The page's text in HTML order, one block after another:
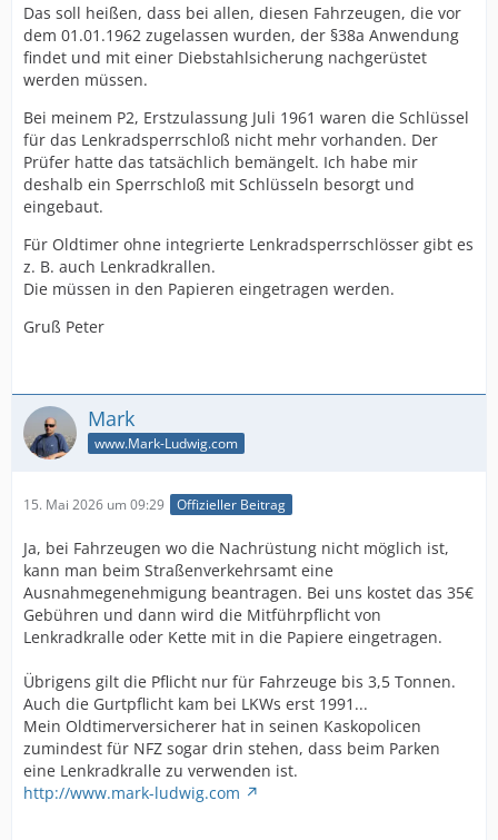
Das soll heißen, dass bei allen, diesen Fahrzeugen, die vor
dem 01.01.1962 zugelassen wurden, der §38a Anwendung
findet und mit einer Diebstahlsicherung nachgerüstet
werden müssen.
Bei meinem P2, Erstzulassung Juli 1961 waren die Schlüssel
für das Lenkradsperrschloß nicht mehr vorhanden. Der
Prüfer hatte das tatsächlich bemängelt. Ich habe mir
deshalb ein Sperrschloß mit Schlüsseln besorgt und
eingebaut.
Für Oldtimer ohne integrierte Lenkradsperrschlösser gibt es
z. B. auch Lenkradkrallen.
Die müssen in den Papieren eingetragen werden.
Gruß Peter
Mark
www.Mark-Ludwig.com
15. Mai 2026 um 09:29 Offizieller Beitrag
Ja, bei Fahrzeugen wo die Nachrüstung nicht möglich ist,
kann man beim Straßenverkehrsamt eine
Ausnahmegenehmigung beantragen. Bei uns kostet das 35€
Gebühren und dann wird die Mitführpflicht von
Lenkradkralle oder Kette mit in die Papiere eingetragen.
Übrigens gilt die Pflicht nur für Fahrzeuge bis 3,5 Tonnen.
Auch die Gurtpflicht kam bei LKWs erst 1991...
Mein Oldtimerversicherer hat in seinen Kaskopolicen
zumindest für NFZ sogar drin stehen, dass beim Parken
eine Lenkradkralle zu verwenden ist.
http://www.mark-ludwig.com